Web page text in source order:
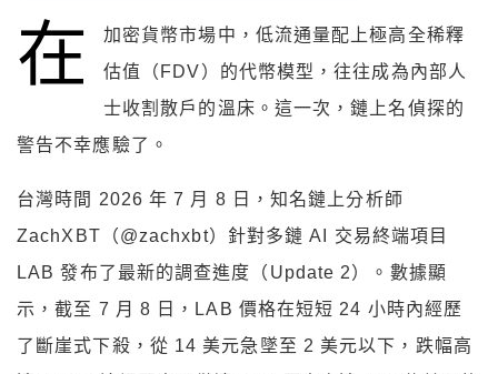
在
加密貨幣市場中，低流通量配上極高全稀釋
估值（FDV）的代幣模型，往往成為內部人
士收割散戶的溫床。這一次，鏈上名偵探的
警告不幸應驗了。
台灣時間 2026 年 7 月 8 日，知名鏈上分析師
ZachXBT（@zachxbt）針對多鏈 AI 交易終端項目
LAB 發布了最新的調查進度（Update 2）。數據顯
示，截至 7 月 8 日，LAB 價格在短短 24 小時內經歷
了斷崖式下殺，從 14 美元急墜至 2 美元以下，跌幅高